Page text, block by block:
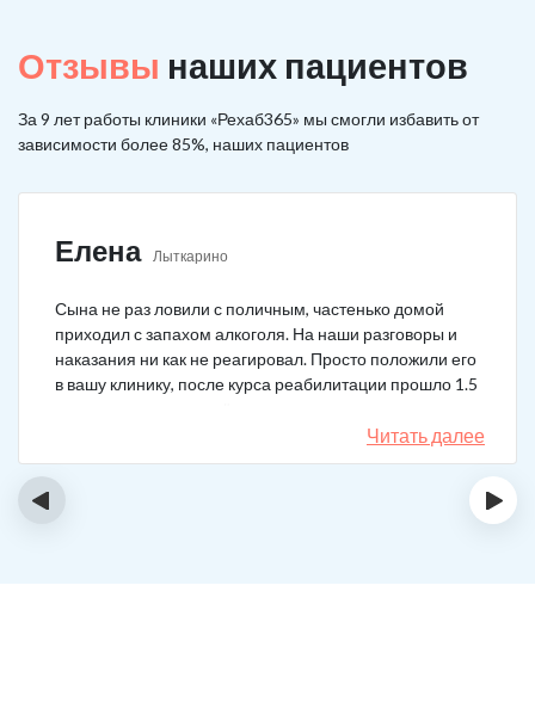
Отзывы наших пациентов
За 9 лет работы клиники «Рехаб365» мы смогли избавить от
зависимости более 85%, наших пациентов
Елена Лыткарино
Сына не раз ловили с поличным, частенько домой
приходил с запахом алкоголя. На наши разговоры и
наказания ни как не реагировал. Просто положили его
в вашу клинику, после курса реабилитации прошло 1.5
Читать далее
‹ ›